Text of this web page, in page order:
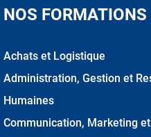
NOS FORMATIONS
Achats et Logistique
Administration, Gestion et
Humaines
Communication, Marketing